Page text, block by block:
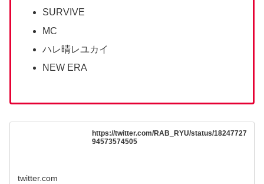
SURVIVE
MC
ハレ晴レユカイ
NEW ERA
https://twitter.com/RAB_RYU/status/18247727
94573574505
twitter.com